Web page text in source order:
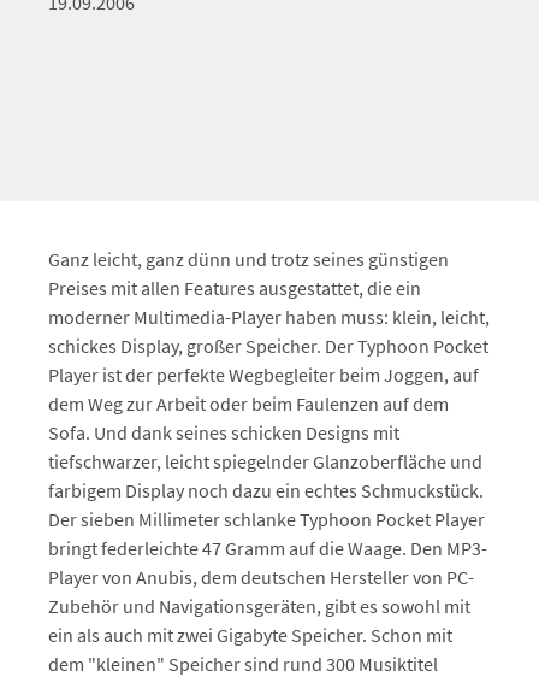
Ganz leicht, ganz dünn und trotz seines günstigen
Preises mit allen Features ausgestattet, die ein
moderner Multimedia-Player haben muss: klein, leicht,
schickes Display, großer Speicher. Der Typhoon Pocket
Player ist der perfekte Wegbegleiter beim Joggen, auf
dem Weg zur Arbeit oder beim Faulenzen auf dem
Sofa. Und dank seines schicken Designs mit
tiefschwarzer, leicht spiegelnder Glanzoberfläche und
farbigem Display noch dazu ein echtes Schmuckstück.
Der sieben Millimeter schlanke Typhoon Pocket Player
bringt federleichte 47 Gramm auf die Waage. Den MP3-
Player von Anubis, dem deutschen Hersteller von PC-
Zubehör und Navigationsgeräten, gibt es sowohl mit
ein als auch mit zwei Gigabyte Speicher. Schon mit
dem "kleinen" Speicher sind rund 300 Musiktitel